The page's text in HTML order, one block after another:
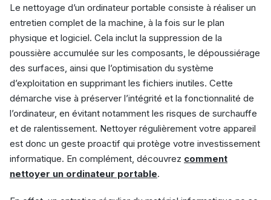
Le nettoyage d’un ordinateur portable consiste à réaliser un
entretien complet de la machine, à la fois sur le plan
physique et logiciel. Cela inclut la suppression de la
poussière accumulée sur les composants, le dépoussiérage
des surfaces, ainsi que l’optimisation du système
d’exploitation en supprimant les fichiers inutiles. Cette
démarche vise à préserver l’intégrité et la fonctionnalité de
l’ordinateur, en évitant notamment les risques de surchauffe
et de ralentissement. Nettoyer régulièrement votre appareil
est donc un geste proactif qui protège votre investissement
informatique. En complément, découvrez comment
nettoyer un ordinateur portable.